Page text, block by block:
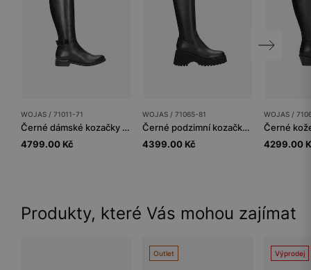
WOJAS / 71011-71
Černé dámské kozačky typu jezdecké
4799.00 Kč
WOJAS / 71065-81
Černé podzimní kozačky na platformě
4399.00 Kč
WOJAS /
4299.00
Produkty, které Vás mohou zajímat
Outlet Výprodej